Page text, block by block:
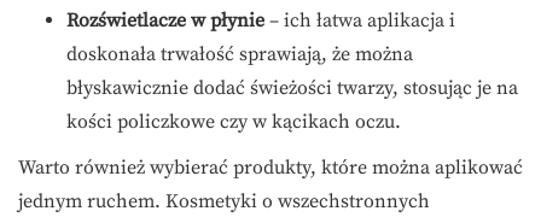
Rozświetlacze w płynie – ich łatwa aplikacja i
doskonała trwałość sprawiają, że można
błyskawicznie dodać świeżości twarzy, stosując je na
kości policzkowe czy w kącikach oczu.
Warto również wybierać produkty, które można aplikować
jednym ruchem. Kosmetyki o wszechstronnych